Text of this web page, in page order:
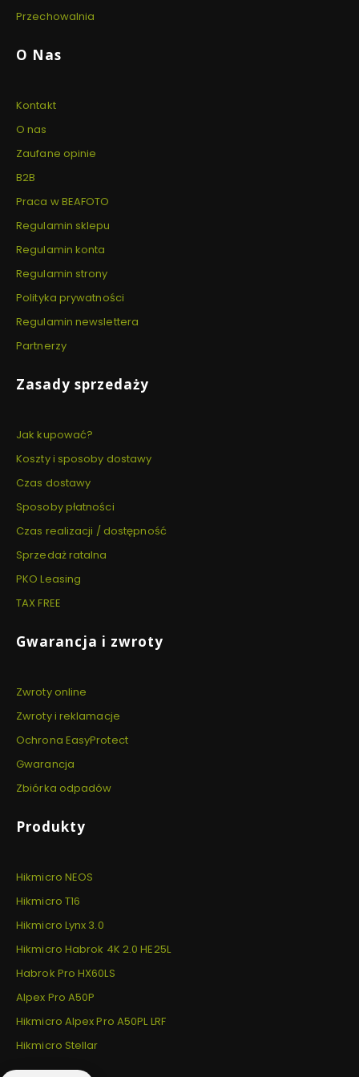
Przechowalnia
O Nas
Kontakt
O nas
Zaufane opinie
B2B
Praca w BEAFOTO
Regulamin sklepu
Regulamin konta
Regulamin strony
Polityka prywatności
Regulamin newslettera
Partnerzy
Zasady sprzedaży
Jak kupować?
Koszty i sposoby dostawy
Czas dostawy
Sposoby płatności
Czas realizacji / dostępność
Sprzedaż ratalna
PKO Leasing
TAX FREE
Gwarancja i zwroty
Zwroty online
Zwroty i reklamacje
Ochrona EasyProtect
Gwarancja
Zbiórka odpadów
Produkty
Hikmicro NEOS
Hikmicro T16
Hikmicro Lynx 3.0
Hikmicro Habrok 4K 2.0 HE25L
Habrok Pro HX60LS
Alpex Pro A50P
Hikmicro Alpex Pro A50PL LRF
Hikmicro Stellar